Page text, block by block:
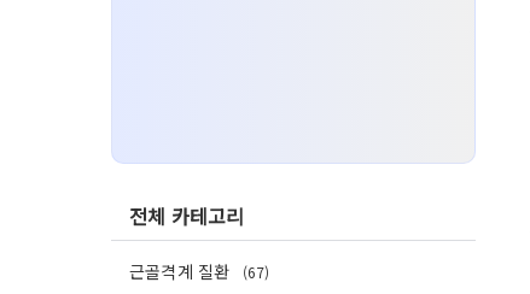
전체 카테고리
근골격계 질환 (67)